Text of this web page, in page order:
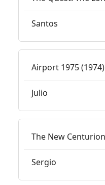
Santos
Airport 1975 (1974)
Julio
The New
Sergio